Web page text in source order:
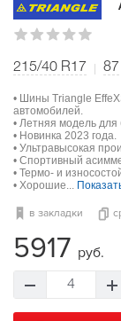
215/40 R17 87
• Шины Triangle
автомобилей.
• Летняя модель
• Новинка 2023 года.
• Ультравысокая
• Спортивный
• Термо- и
• Хорошие...
в закладки
5917 руб.
4